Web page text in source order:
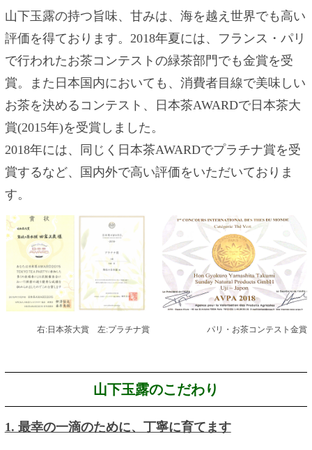
山下玉露の持つ旨味、甘みは、海を越え世界でも高い
評価を得ております。2018年夏には、フランス・パリ
で行われたお茶コンテストの緑茶部門でも金賞を受
賞。また日本国内においても、消費者目線で美味しい
お茶を決めるコンテスト、日本茶AWARDで日本茶大
賞(2015年)を受賞しました。
2018年には、同じく日本茶AWARDでプラチナ賞を受
賞するなど、国内外で高い評価をいただいておりま
す。
右:日本茶大賞 左:プラチナ賞 パリ・お茶コンテスト金賞
山下玉露のこだわり
1. 最幸の一滴のために、丁寧に育てます